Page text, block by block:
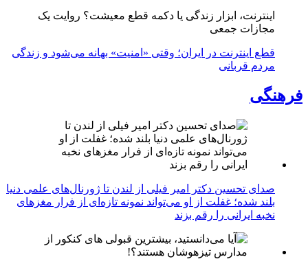
اینترنت، ابزار زندگی یا دکمه قطع معیشت؟ روایت یک
مجازات جمعی
قطع اینترنت در ایران؛ وقتی «امنیت» بهانه می‌شود و زندگی
مردم قربانی
فرهنگی
صدای تحسین دکتر امیر فیلی از لندن تا ژورنال‌های علمی دنیا
بلند شده؛ غفلت از او می‌تواند نمونه تازه‌ای از فرار مغزهای
نخبه ایرانی را رقم بزند